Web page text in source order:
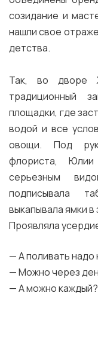
созидание и
нашли свое
детства.
Так, во дворе
традиционный
площадки, где
водой и все
овощи. Под
флориста,
серьезным
подписывала
выкапывала ямки
Проявляла
— А поливать надо
— Можно через
— А можно каждый?